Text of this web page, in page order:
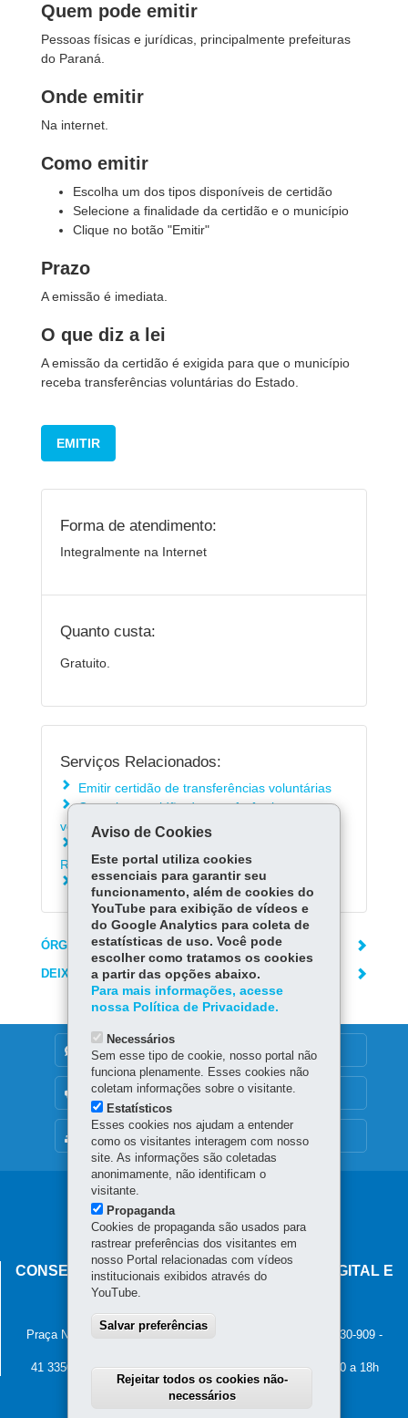
Quem pode emitir
Pessoas físicas e jurídicas, principalmente prefeituras
do Paraná.
Onde emitir
Na internet.
Como emitir
Escolha um dos tipos disponíveis de certidão
Selecione a finalidade da certidão e o município
Clique no botão "Emitir"
Prazo
A emissão é imediata.
O que diz a lei
A emissão da certidão é exigida para que o município
receba transferências voluntárias do Estado.
EMITIR
Forma de atendimento:
Integralmente na Internet
Quanto custa:
Gratuito.
Serviços Relacionados:
Emitir certidão de transferências voluntárias
Consultar certidão de transferências
voluntárias
Responsabilidade Fiscal (LRF)
Confirmar certidões emitidas pela Sefa
ÓRGÃO RESPONSÁVEL
DEIXE SUA OPINIÃO
MAPA DO SITE
DENUNCIE CORRUPÇÃO
OUVIDORIA
Navegação
principal
CONSELHO ESTADUAL DE GOVERNANÇA DIGITAL E
SEGURANÇA DA INFORMAÇÃO
Palácio Iguaçu
Praça Nossa Senhora de Salette, s/n - Centro Cívico
80.530-909 -
41 3350-2400 - Horário de atendimento: 8h30 a 12h e 13h30 a 18h
Aviso de Cookies
Este portal utiliza cookies
essenciais para garantir seu
funcionamento, além de cookies do
YouTube para exibição de vídeos e
do Google Analytics para coleta de
estatísticas de uso. Você pode
escolher como tratamos os cookies
a partir das opções abaixo.
Para mais informações, acesse
nossa Política de Privacidade.
Necessários
Sem esse tipo de cookie, nosso portal não
funciona plenamente. Esses cookies não
coletam informações sobre o visitante.
Estatísticos
Esses cookies nos ajudam a entender
como os visitantes interagem com nosso
site. As informações são coletadas
anonimamente, não identificam o
visitante.
Propaganda
Cookies de propaganda são usados para
rastrear preferências dos visitantes em
nosso Portal relacionadas com vídeos
institucionais exibidos através do
YouTube.
Salvar preferências
Rejeitar todos os cookies não-
necessários